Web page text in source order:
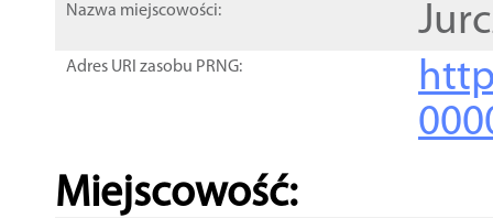
Nazwa miejscowości:
Adres URI zasobu PRNG:
Miejscowość: